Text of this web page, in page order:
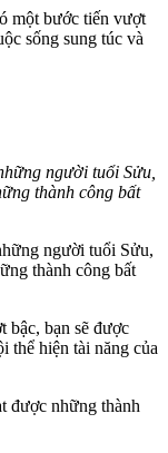
một bước tiến vượt
sống sung túc và
người tuổi Sửu,
thành công bất
người tuổi Sửu,
thành công bất
bậc, bạn sẽ được
thể hiện tài năng của
được những thành